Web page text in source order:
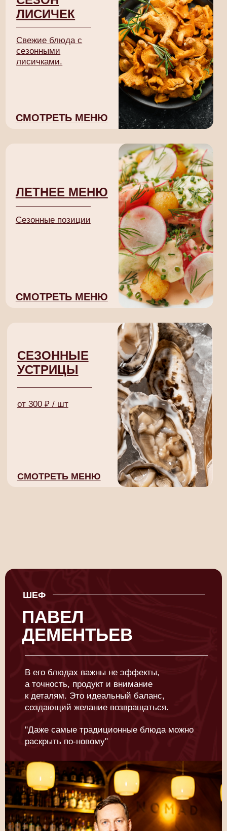
В его блюдах важны не эффекты,
к деталям. Это идеальный баланс,
создающий желание возвращаться.
"Даже самые традиционные блюда можно
НАША ИСТОРИЯ
КОТОРЫМИ МЫ
ГОРДИМСЯ